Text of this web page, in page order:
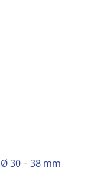
30 – 38 mm